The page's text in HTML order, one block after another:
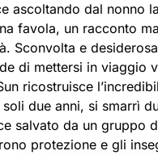
ascoltando dal nonno
favola, un racconto
Sconvolta e
di mettersi in viaggio
ricostruisce
due anni, si smarrì
salvato da un gruppo
protezione e gli